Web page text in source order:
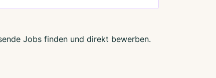
Jobs finden und direkt bewerben.